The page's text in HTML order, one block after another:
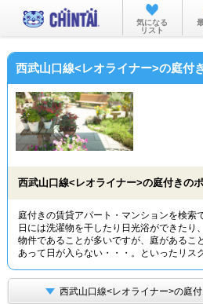
お部屋を探
沿線・
物件特
TOP
気になる
リスト
西武山口線<レオライナー>の庭付
西武山口線<レオライナー>の庭付きの
庭付きの賃貸アパート・マンションを検索
日には洗濯物を干したり日光浴ができたり
物件であることが多いですが、庭があるこ
あって日が入らない・・・。といったリス
西武山口線<レオライナー>の庭